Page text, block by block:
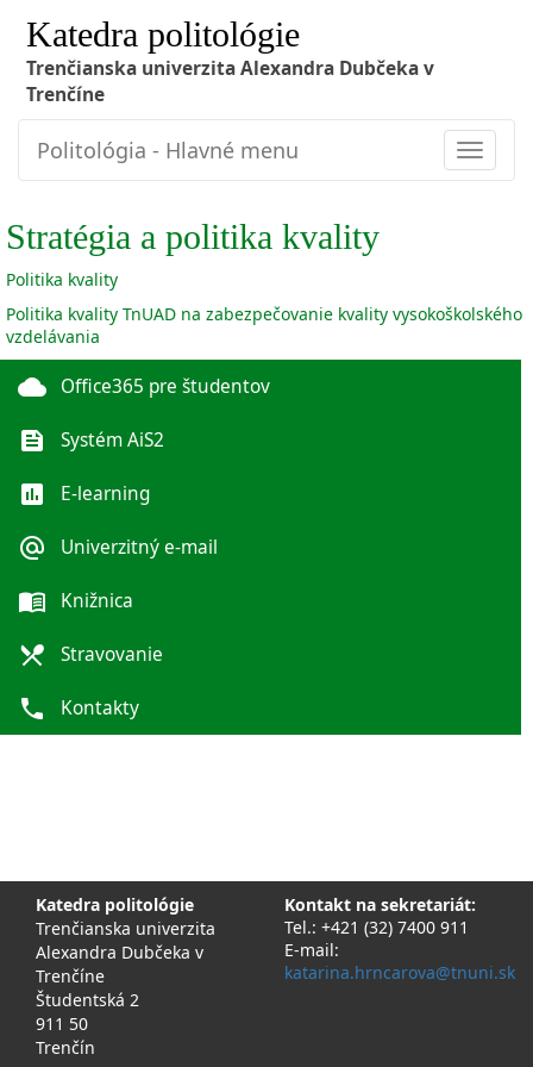
Katedra politológie
Trenčianska univerzita Alexandra Dubčeka v
Trenčíne
Toggle
Politológia - Hlavné menu
Stratégia a politika kvality
Politika kvality
Politika kvality TnUAD na zabezpečovanie kvality vysokoškolského
vzdelávania
cloud Office365 pre študentov
feed Systém AiS2
poll E-learning
alternate_email Univerzitný e-mail
menu_book Knižnica
local_dining Stravovanie
phone Kontakty
Katedra politológie
Trenčianska univerzita
Alexandra Dubčeka v
Trenčíne
Študentská 2
911 50
Trenčín
Kontakt na sekretariát:
Tel.: +421 (32) 7400 911
E-mail:
katarina.hrncarova@tnuni.sk